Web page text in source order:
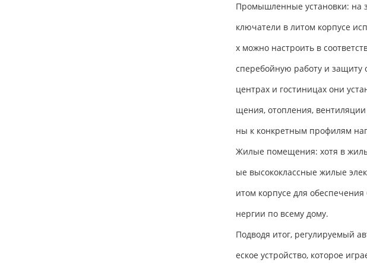
Промышленные установки: на
ключатели в литом корпусе
х можно настроить в
сперебойную работу и защиту
центрах и гостиницах они
щения, отопления,
ны к конкретным профилям
Жилые помещения: хотя в
ые высококлассные жилые
итом корпусе для
нергии по всему дому.
Подводя итог, регулируемый
еское устройство, которое